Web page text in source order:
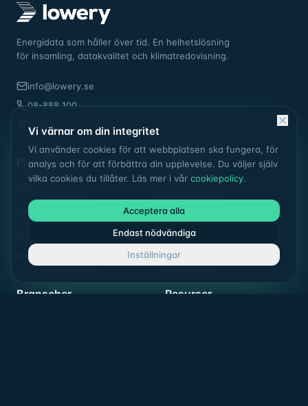
Energidata som håller över tid. En helhetslösning
för insamling, datakvalitet och klimatredovisning.
info@lowery.se
08-888 100
Uppsala, Sverige
Produkt
Integrationsmotor
Klimatredovisning
Tjänster
Mätarservice
Agera service
Fullservice
Branscher Resurser
Vi värnar om din integritet
Vi använder cookies för att webbplatsen ska fungera, för
analys och för att förbättra din upplevelse. Du väljer själv
vilka cookies du tillåter. Läs mer i vår cookiepolicy.
Inställningar
Endast nödvändiga
Acceptera alla